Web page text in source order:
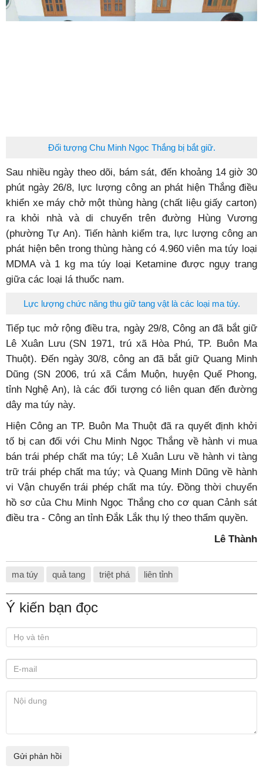
Đối tượng Chu Minh Ngọc Thắng bị bắt giữ.
Sau nhiều ngày theo dõi, bám sát, đến khoảng 14 giờ 30
phút ngày 26/8, lực lượng công an phát hiện Thắng điều
khiển xe máy chở một thùng hàng (chất liệu giấy carton)
ra khỏi nhà và di chuyển trên đường Hùng Vương
(phường Tự An). Tiến hành kiểm tra, lực lượng công an
phát hiện bên trong thùng hàng có 4.960 viên ma túy loại
MDMA và 1 kg ma túy loại Ketamine được ngụy trang
giữa các loại lá thuốc nam.
Lực lượng chức năng thu giữ tang vật là các loại ma túy.
Tiếp tục mở rộng điều tra, ngày 29/8, Công an đã bắt giữ
Lê Xuân Lưu (SN 1971, trú xã Hòa Phú, TP. Buôn Ma
Thuột). Đến ngày 30/8, công an đã bắt giữ Quang Minh
Dũng (SN 2006, trú xã Cắm Muộn, huyện Quế Phong,
tỉnh Nghệ An), là các đối tượng có liên quan đến đường
dây ma túy này.
Hiện Công an TP. Buôn Ma Thuột đã ra quyết định khởi
tố bị can đối với Chu Minh Ngọc Thắng về hành vi mua
bán trái phép chất ma túy; Lê Xuân Lưu về hành vi tàng
trữ trái phép chất ma túy; và Quang Minh Dũng về hành
vi Vận chuyển trái phép chất ma túy. Đồng thời chuyển
hồ sơ của Chu Minh Ngọc Thắng cho cơ quan Cảnh sát
điều tra - Công an tỉnh Đắk Lắk thụ lý theo thẩm quyền.
Lê Thành
ma túy quả tang triệt phá liên tỉnh
Ý kiến bạn đọc